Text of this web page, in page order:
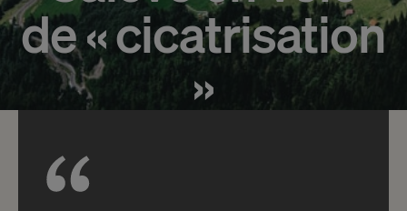
de « cicatrisation
»